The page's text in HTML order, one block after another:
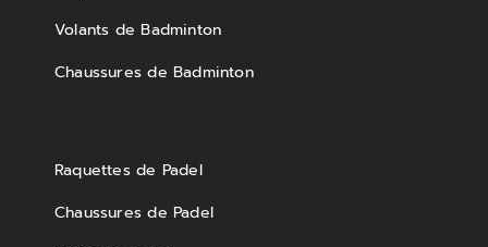
Volants de Badminton
Chaussures de Badminton
Raquettes de Padel
Chaussures de Padel